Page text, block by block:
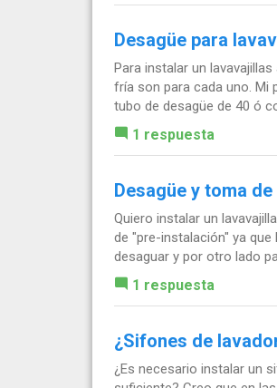
Desagüe para
Para instalar un
fría son para cada uno. Mi
tubo de desagüe de 40 ó
1 respuesta
Desagüe y toma
Quiero instalar un
de "pre-instalación" ya
desaguar y por otro lado
1 respuesta
¿Sifones de
¿Es necesario instalar un